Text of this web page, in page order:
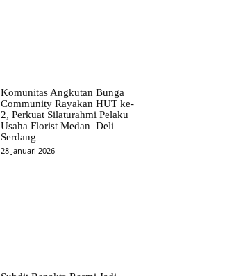
Komunitas Angkutan Bunga
Community Rayakan HUT ke-
2, Perkuat Silaturahmi Pelaku
Usaha Florist Medan–Deli
Serdang
28 Januari 2026